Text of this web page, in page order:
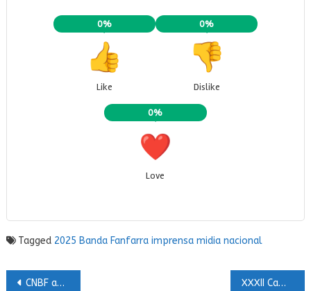
0%
Like
0%
Dislike
0%
Love
Tagged 2025 Banda Fanfarra imprensa midia nacional
Navegação
CNBF apresenta novo site e anuncia novidades para o Campeonato Nacional 2025 XXXII Campeonato Nacional de Bandas e Fanfarras 2025